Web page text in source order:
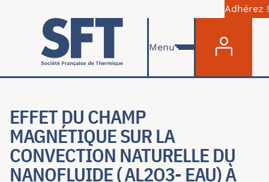
Aller au contenu principal
Adhérez !
Menu
EFFET DU CHAMP
MAGNÉTIQUE SUR LA
CONVECTION NATURELLE DU
NANOFLUIDE ( AL2O3- EAU) À